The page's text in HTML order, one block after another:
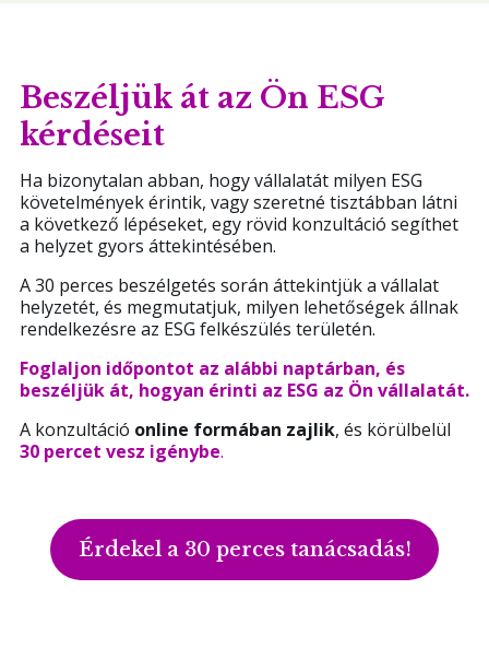
Beszéljük át az Ön ESG
kérdéseit
Ha bizonytalan abban, hogy vállalatát milyen ESG
követelmények érintik, vagy szeretné tisztábban látni
a következő lépéseket, egy rövid konzultáció segíthet
a helyzet gyors áttekintésében.
A 30 perces beszélgetés során áttekintjük a vállalat
helyzetét, és megmutatjuk, milyen lehetőségek állnak
rendelkezésre az ESG felkészülés területén.
Foglaljon időpontot az alábbi naptárban, és
beszéljük át, hogyan érinti az ESG az Ön vállalatát.
A konzultáció online formában zajlik, és körülbelül
30 percet vesz igénybe.
Érdekel a 30 perces tanácsadás!